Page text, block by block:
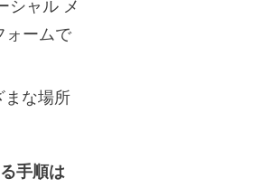
シャル メ
ォームで
まな場所
手順は